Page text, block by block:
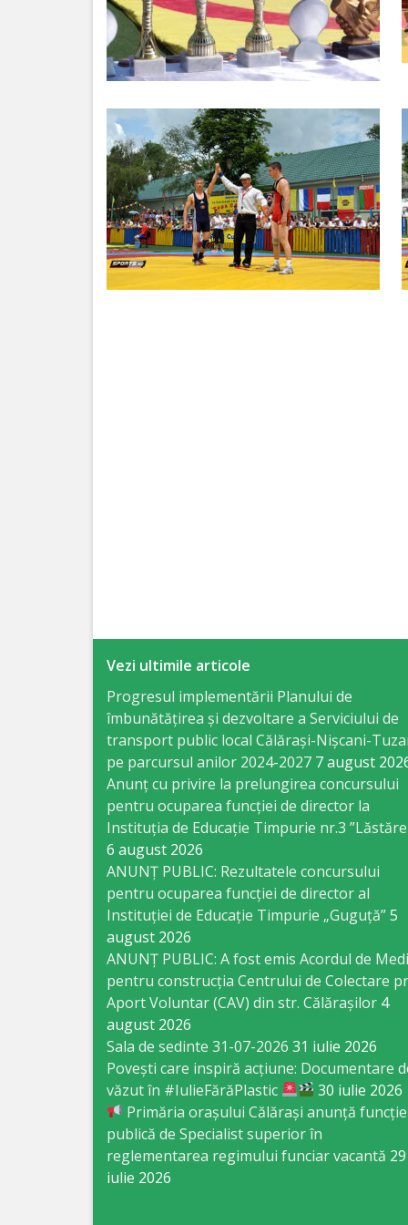
Serviciul
Juridic
Serviciul
Reglementarea
Regimului
Funciar
Serviciul
Drumuri
Specialist
Problemele
Antreprenoriat,
Business
Comerţ
Specialist
Problemele
Tineretului
Sportului
Specialist
pentru
Vezi ultimile articole
Progresul implementării Planului de
îmbunătățirea și dezvoltare a Serviciului de
transport public local Călărași-Nișcani-
pe parcursul anilor 2024-2027 7 august
Anunț cu privire la prelungirea concursului
pentru ocuparea funcţiei de director la
Instituția de Educație Timpurie nr.3
6 august 2026
ANUNȚ PUBLIC: Rezultatele concursului
pentru ocuparea funcției de director al
Instituției de Educație Timpurie „Guguță”5
august 2026
ANUNȚ PUBLIC: A fost emis Acordul de
pentru construcția Centrului de Colectare
Aport Voluntar (CAV) din str. Călărașilor 4
august 2026
Sala de sedinte 31-07-2026 31 iulie 2026
Povești care inspiră acțiune: Documentare
văzut în #IulieFărăPlastic
30 iulie 2026
Primăria orașului Călărași anunță funcție
publică de Specialist superior în
reglementarea regimului funciar vacantă 29
iulie 2026